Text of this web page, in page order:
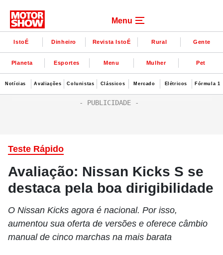
Menu
IstoÉ Dinheiro Revista IstoÉ Rural Gente
Planeta Esportes Menu Mulher Pet
Notícias Avaliações Colunistas Clássicos Mercado Elétricos Fórmula 1
Teste Rápido
Avaliação: Nissan Kicks S se
destaca pela boa dirigibilidade
O Nissan Kicks agora é nacional. Por isso,
aumentou sua oferta de versões e oferece câmbio
manual de cinco marchas na mais barata